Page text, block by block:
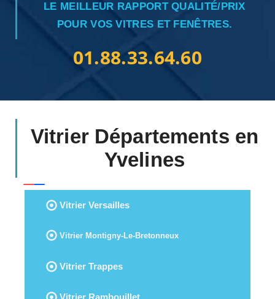
LE MEILLEUR RAPPORT QUALITÉ/PRIX
POUR VOS VITRES ET FENÊTRES.
01.88.33.64.60
Vitrier Départements en
Yvelines
Vitrier Versailles
Vitrier Montigny-Le-Bretonneux
Vitrier Trappes